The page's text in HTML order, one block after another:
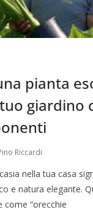
pianta
giardino
Riccardi
nella tua casa
e natura elegante.
come “orecchie